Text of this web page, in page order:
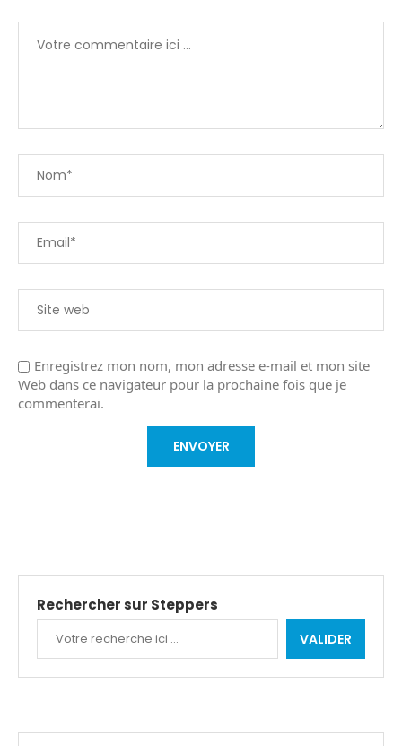
Enregistrez mon nom, mon adresse e-mail et mon site
Web dans ce navigateur pour la prochaine fois que je
commenterai.
Rechercher sur Steppers
VALIDER